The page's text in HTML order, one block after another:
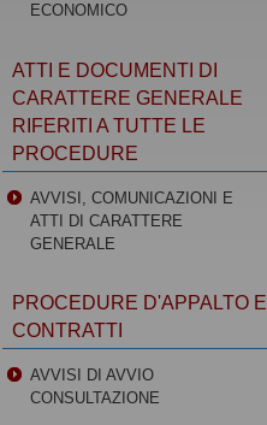
ECONOMICO
ATTI E DOCUMENTI DI
CARATTERE GENERALE
RIFERITI A TUTTE LE
PROCEDURE
AVVISI, COMUNICAZIONI E
ATTI DI CARATTERE
GENERALE
PROCEDURE D'APPALTO E
CONTRATTI
AVVISI DI AVVIO
CONSULTAZIONE